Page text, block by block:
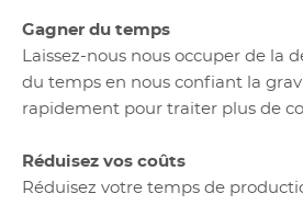
Gagner du temps
Laissez-nous nous occuper de la
du temps en nous confiant la
rapidement pour traiter plus de
Réduisez vos coûts
Réduisez votre temps de